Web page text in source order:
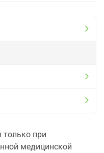
при
медицинской